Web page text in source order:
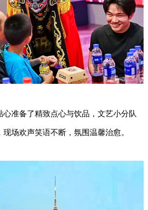
准备了精致点心与饮品，文艺小分队
场欢声笑语不断，氛围温馨治愈。